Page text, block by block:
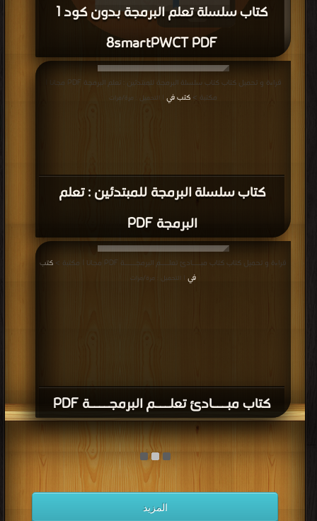
كتاب سلسلة تعلم البرمجة بدون كود 1
8smartPWCT PDF
قراءة و تحميل كتاب كتاب سلسلة تعلم البرمجة بدون كود 1 8smartPWCT PDF
مجانا | مكتبة > كتب في| التحميل : مرة/مرات
كتاب سلسلة البرمجة للمبتدئين : تعلم
البرمجة PDF
قراءة و تحميل كتاب كتاب سلسلة البرمجة للمبتدئين : تعلم البرمجة PDF مجانا |
مكتبة > كتب في | التحميل : مرة/مرات
كتاب مبـــادئ تعلـــم البرمجــــة PDF
قراءة و تحميل كتاب كتاب مبـــادئ تعلـــم البرمجــــة PDF مجانا | مكتبة >
كتب
في
| التحميل : مرة/مرات
المزيد